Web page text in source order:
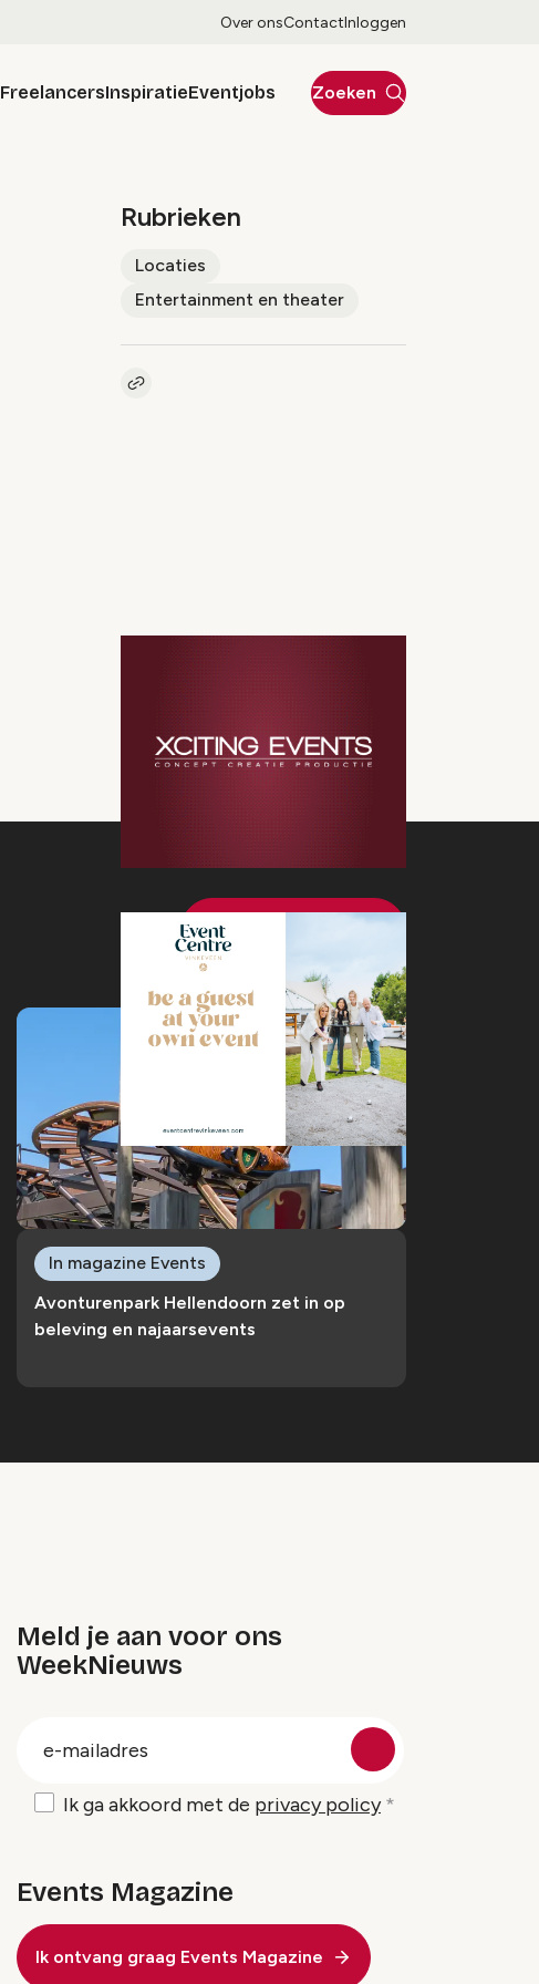
Over onsContactInloggen
FreelancersInspiratieEventjobs Zoeken
Rubrieken
Locaties
Entertainment en theater
Kopieer link naar artikel
Bekijk meer nieuws
Avonturenpark Hellendoorn zet in op
beleving en najaarsevents
In magazine Events
Meld je aan voor ons
WeekNieuws
Ik ga akkoord met de privacy policy
Events Magazine
Ik ontvang graag Events Magazine